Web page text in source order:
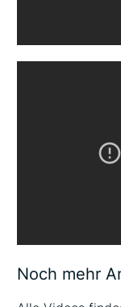
Noch mehr